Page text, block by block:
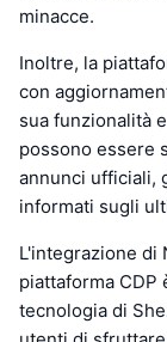
minacce.
Inoltre, la
con
sua funzionalità
possono essere
annunci ufficiali,
informati sugli
L'integrazione di
piattaforma
tecnologia di